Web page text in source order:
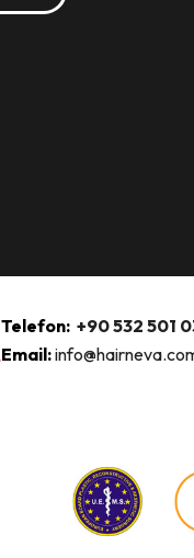
Telefon: +90 532 501
Email: